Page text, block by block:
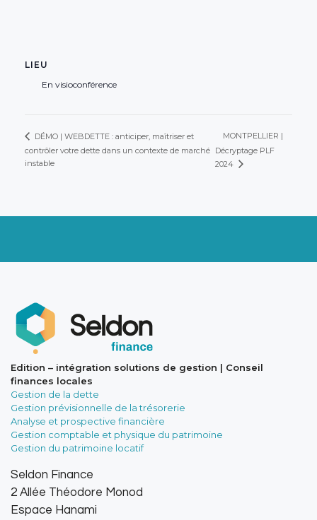
LIEU
En visioconférence
DÉMO | WEBDETTE : anticiper, maîtriser et
contrôler votre dette dans un contexte de marché
instable
MONTPELLIER |
Décryptage PLF
2024
Edition – intégration solutions de gestion | Conseil
finances locales
Gestion de la dette
Gestion prévisionnelle de la trésorerie
Analyse et prospective financière
Gestion comptable et physique du patrimoine
Gestion du patrimoine locatif
Seldon Finance
2 Allée Théodore Monod
Espace Hanami